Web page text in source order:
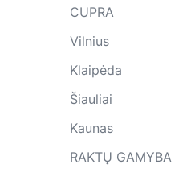
CUPRA
Vilnius
Klaipėda
Šiauliai
Kaunas
RAKTŲ GAMYBA